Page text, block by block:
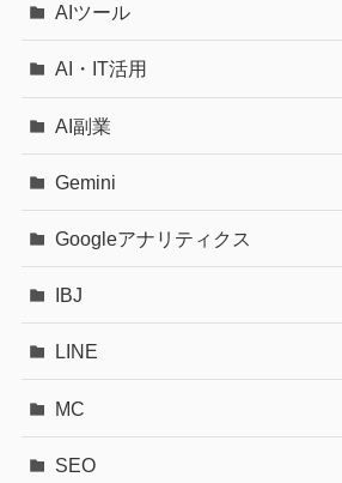
AIツール
AI・IT活用
AI副業
Gemini
Googleアナリティクス
IBJ
LINE
MC
SEO